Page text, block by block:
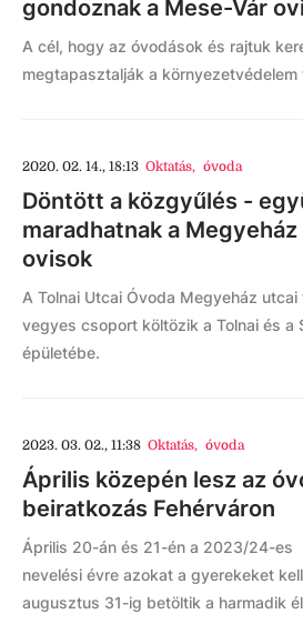
gondoznak a Mese-Vár
A cél, hogy az óvodások és rajtuk
megtapasztalják a
2020. 02. 14., 18:13 Oktatás, óvoda
Döntött a közgyűlés -
maradhatnak a
ovisok
A Tolnai Utcai Óvoda Megyeház
vegyes csoport költözik a Tolnai és a
épületébe.
2023. 03. 02., 11:38 Oktatás, óvoda
Április közepén lesz az
beiratkozás Fehérváron
Április 20-án és 21-én a 2023/24-es
nevelési évre azokat a gyerekeket
augusztus 31-ig betöltik a harmadik